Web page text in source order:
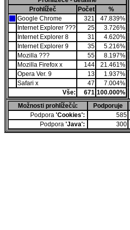
Prohlížeč
Počet
%
Google Chrome
321
47.839%
Internet Explorer ???
25
3.726%
Internet Explorer 8
31
4.620%
Internet Explorer 9
35
5.216%
Mozilla ???
55
8.197%
Mozilla Firefox x
144
21.461%
Opera Ver. 9
13
1.937%
Safari x
47
7.004%
Vše:
671 100.000%
Možnosti prohlížečů: Podporuje
Podpora 'Cookies': 585
Podpora 'Java': 300